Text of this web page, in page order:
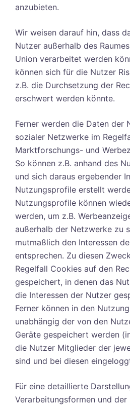
anzubieten.
Wir weisen darauf hin, dass
Nutzer außerhalb des
Union verarbeitet werden
können sich für die Nutzer
z.B. die Durchsetzung der
erschwert werden könnte.
Ferner werden die Daten der
sozialer Netzwerke im
Marktforschungs- und
So können z.B. anhand des
und sich daraus ergebender
Nutzungsprofile erstellt
Nutzungsprofile können
werden, um z.B.
außerhalb der Netzwerke zu
mutmaßlich den Interessen
entsprechen. Zu diesen
Regelfall Cookies auf den
gespeichert, in denen das
die Interessen der Nutzer
Ferner können in den
unabhängig der von den
Geräte gespeichert werden
die Nutzer Mitglieder der
sind und bei diesen
Für eine detaillierte
Verarbeitungsformen und der